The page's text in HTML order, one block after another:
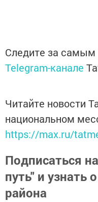
Следите за
Telegram-канале
Читайте новости
национальном
https://max.ru/
Подписаться
путь" и узнать
района